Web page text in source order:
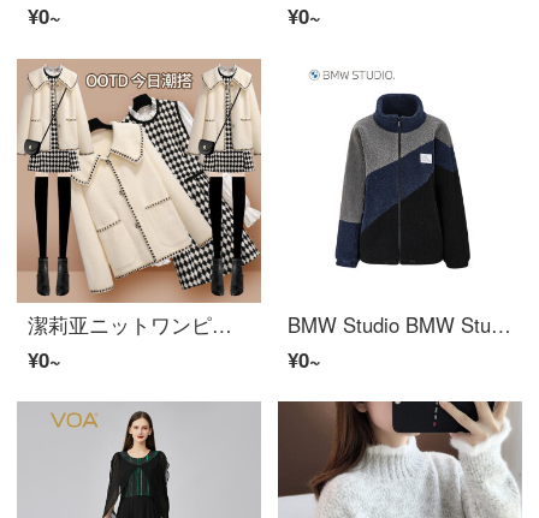
¥0~
¥0~
潔莉亚ニットワンピス2021年秋冬ワンピス女性ファッションカジュアルスーツ女性厚いワンピスクリップ綿を厚くした二点セットのスーツスカート、秋冬ボトムス206二つセットのスーツSは100斤以下を提案します。
¥0~
BMW Studio BMW Studio 2021年秋冬新商品のレディ・スフ・ションがニットジャケを縫う。WM 9 J 017 HCX 012 NAVY COMBO 2
¥0~